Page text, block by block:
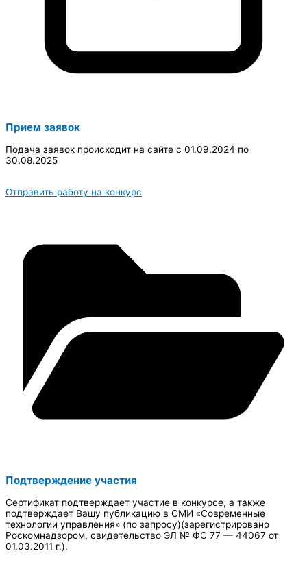
Прием заявок
Подача заявок происходит на сайте с 01.09.2024 по
30.08.2025
Отправить работу на конкурс
Подтверждение участия
Сертификат подтверждает участие в конкурсе, а также
подтверждает Вашу публикацию в СМИ «Современные
технологии управления» (по запросу)(зарегистрировано
Роскомнадзором, свидетельство ЭЛ № ФС 77 — 44067 от
01.03.2011 г.).